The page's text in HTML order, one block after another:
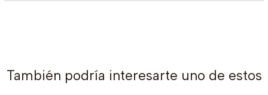
También podría interesarte uno de estos